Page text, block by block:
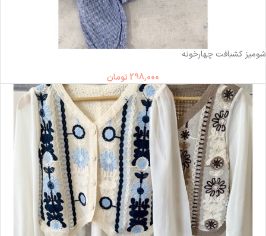
شومیز کشبافت چهارخونه
298,000 تومان